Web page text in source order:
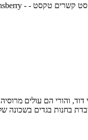
דוד, והורי הם עולים